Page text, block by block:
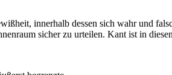
innerhalb dessen sich wahr und
sicher zu urteilen. Kant ist in